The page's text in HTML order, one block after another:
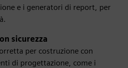
e i generatori di report, per
sicurezza
per costruzione con
di progettazione, come i